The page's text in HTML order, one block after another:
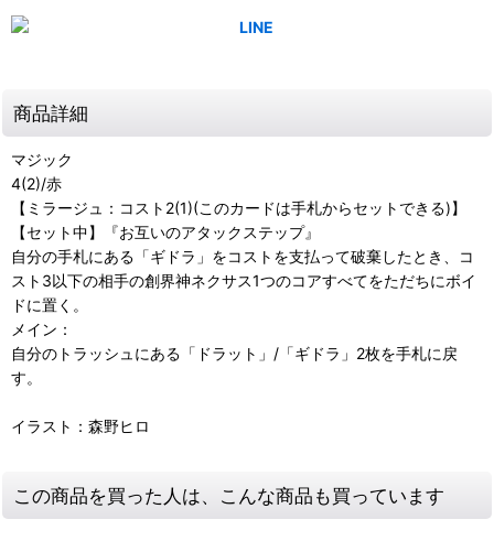
商品詳細
マジック
4(2)/赤
【ミラージュ：コスト2(1)(このカードは手札からセットできる)】
【セット中】『お互いのアタックステップ』
自分の手札にある「ギドラ」をコストを支払って破棄したとき、コ
スト3以下の相手の創界神ネクサス1つのコアすべてをただちにボイ
ドに置く。
メイン：
自分のトラッシュにある「ドラット」/「ギドラ」2枚を手札に戻
す。
イラスト：森野ヒロ
この商品を買った人は、こんな商品も買っています